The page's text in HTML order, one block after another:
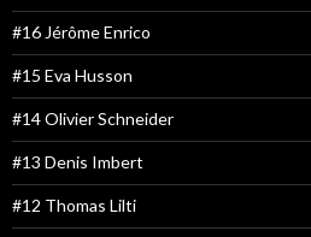
#16 Jérôme Enrico
#15 Eva Husson
#14 Olivier Schneider
#13 Denis Imbert
#12 Thomas Lilti